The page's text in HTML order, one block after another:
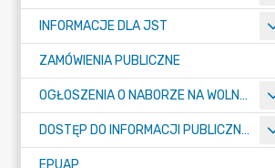
INFORMACJE DLA JST
ZAMÓWIENIA PUBLICZNE
OGŁOSZENIA O NABORZE NA WOLNE STANOWISKA PRACY
DOSTĘP DO INFORMACJI PUBLICZNEJ
EPUAP